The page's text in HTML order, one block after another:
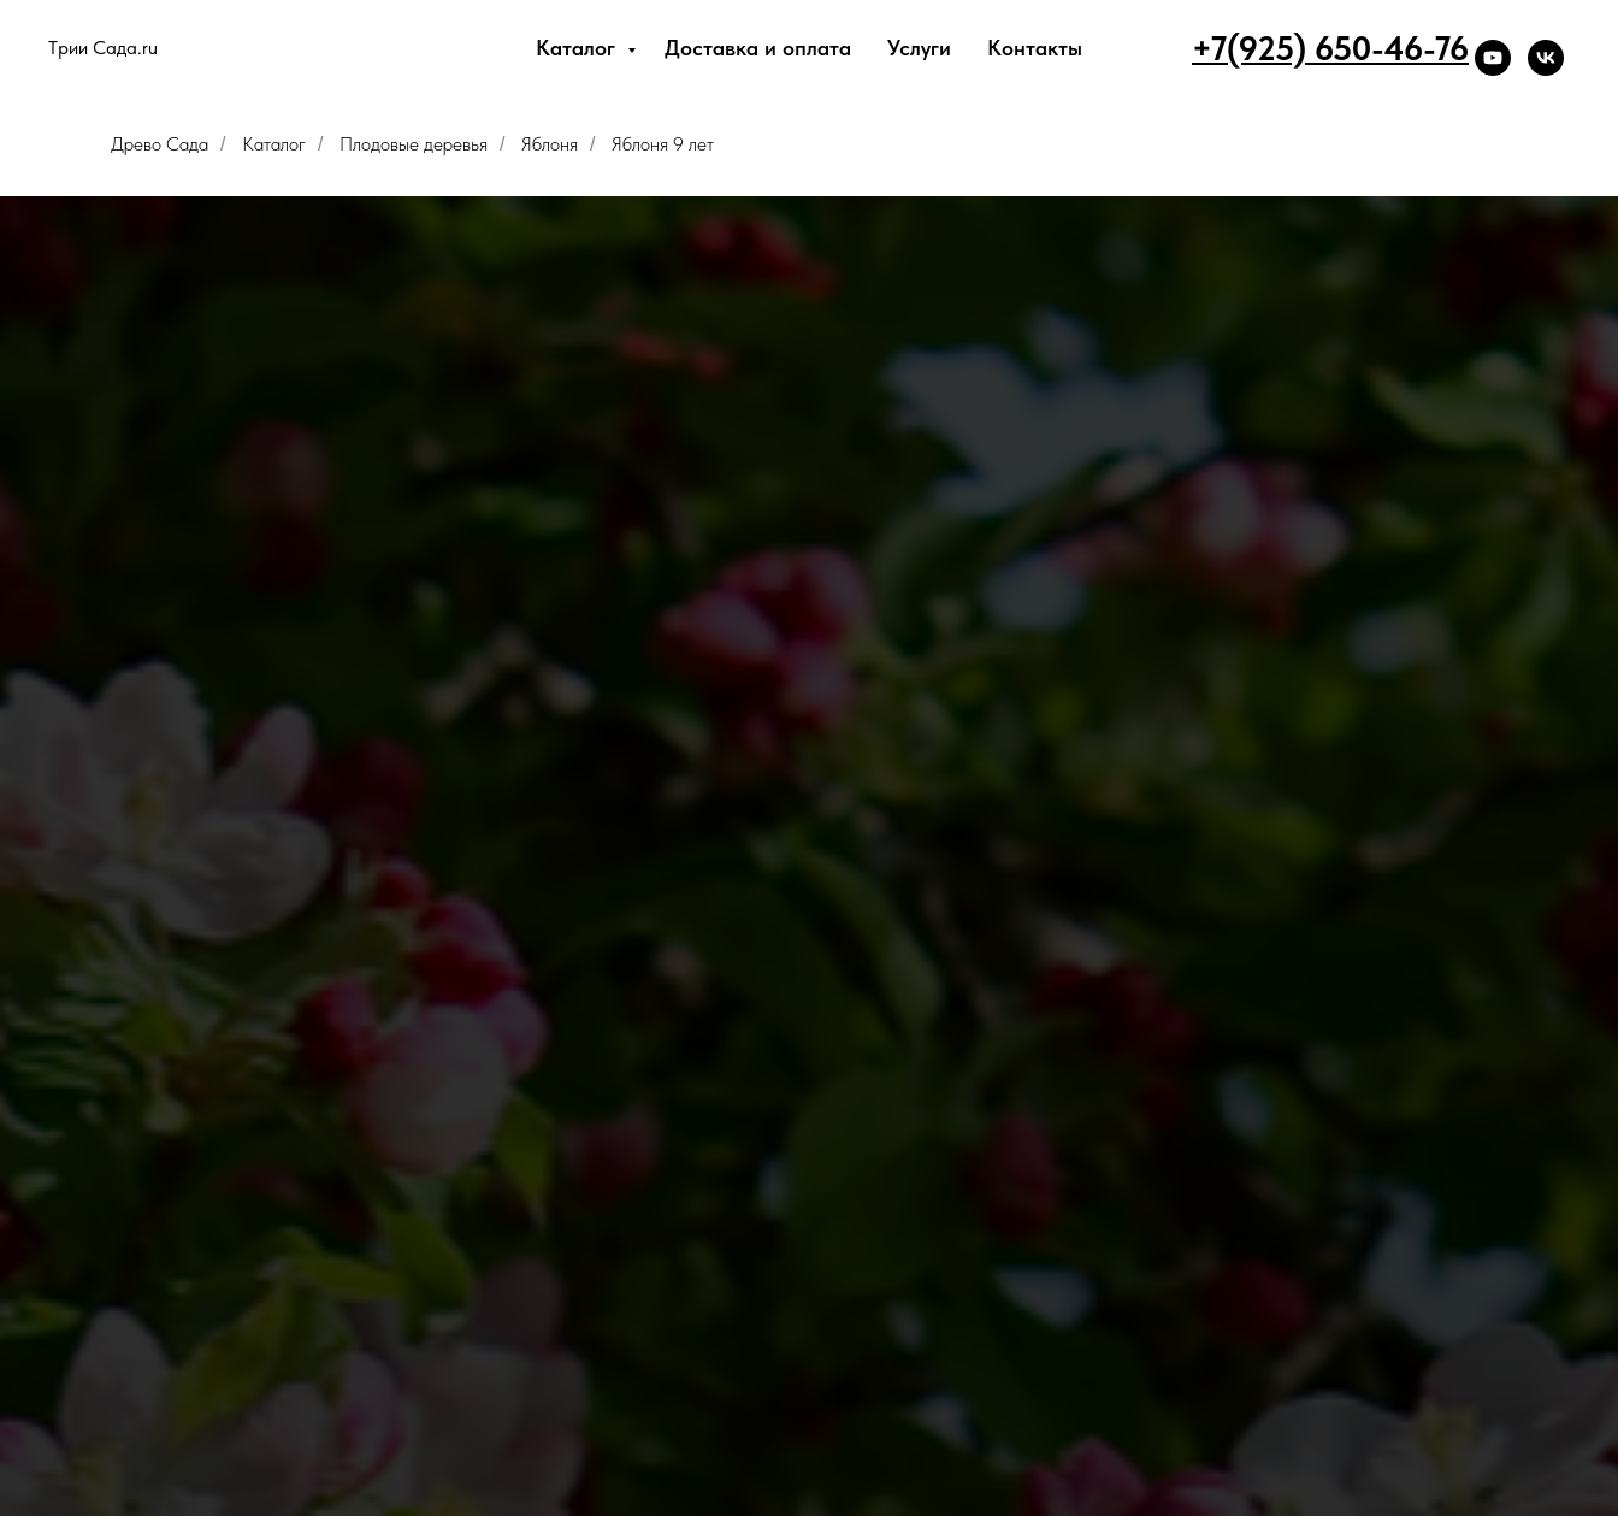
Tрии Сада.ru Каталог Доставка и оплата Услуги Контакты +7(925) 650-46-76
Древо Сада / Каталог / Плодовые деревья / Яблоня / Яблоня 9 лет